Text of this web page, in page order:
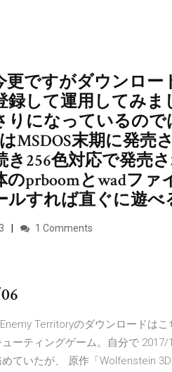
更ですがダウンロー
録して運用してみ
りになっているの
MSDOS末期に発売
き256色対応で発売
のprboomとwadフ
ルすれば直ぐに遊べ
1 Comments
Territoryのダウンロードは
ーティングゲーム。自分で
ていたが、 原作「Wolfenstein